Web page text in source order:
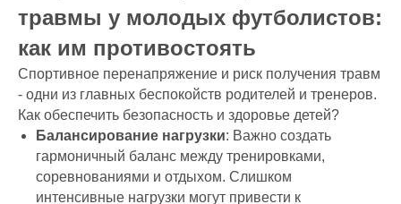
травмы у молодых футболистов:
как им противостоять
Спортивное перенапряжение и риск получения травм
- одни из главных беспокойств родителей и тренеров.
Как обеспечить безопасность и здоровье детей?
Балансирование нагрузки: Важно создать
гармоничный баланс между тренировками,
соревнованиями и отдыхом. Слишком
интенсивные нагрузки могут привести к